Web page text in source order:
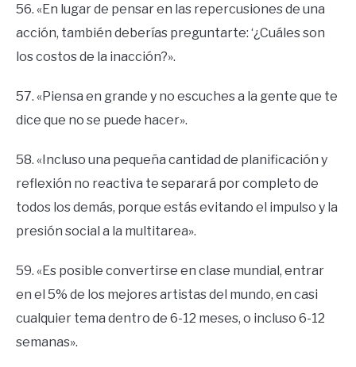
56. «En lugar de pensar en las repercusiones de una
acción, también deberías preguntarte: ‘¿Cuáles son
los costos de la inacción?».
57. «Piensa en grande y no escuches a la gente que te
dice que no se puede hacer».
58. «Incluso una pequeña cantidad de planificación y
reflexión no reactiva te separará por completo de
todos los demás, porque estás evitando el impulso y la
presión social a la multitarea».
59. «Es posible convertirse en clase mundial, entrar
en el 5% de los mejores artistas del mundo, en casi
cualquier tema dentro de 6-12 meses, o incluso 6-12
semanas».